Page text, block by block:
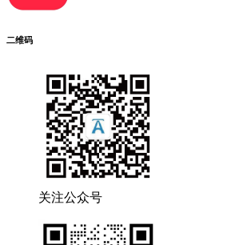
二维码
关注公众号